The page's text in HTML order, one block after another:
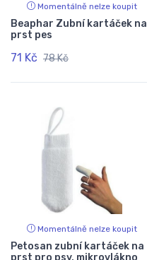
Momentálně nelze koupit
Beaphar Zubní kartáček na
prst pes
71 Kč 78 Kč
Momentálně nelze koupit
Petosan zubní kartáček na